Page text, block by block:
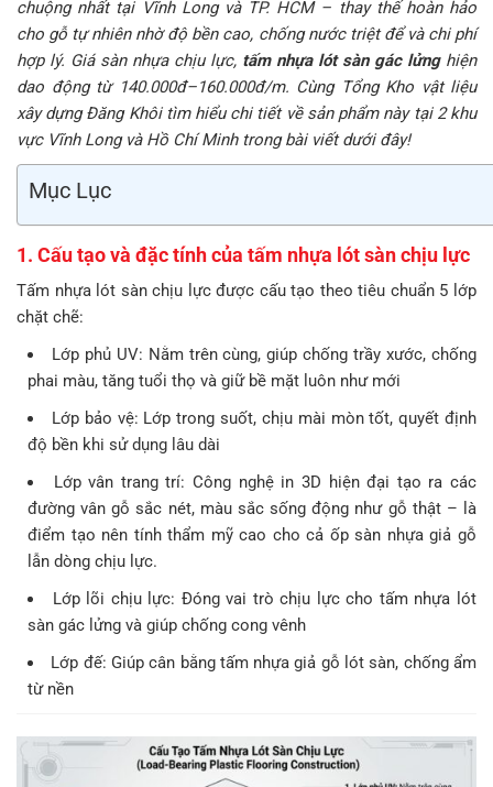
chuộng nhất tại Vĩnh Long và TP. HCM – thay thế hoàn hảo
cho gỗ tự nhiên nhờ độ bền cao, chống nước triệt để và chi phí
hợp lý. Giá sàn nhựa chịu lực, tấm nhựa lót sàn gác lửnghiện
dao động từ 140.000đ–160.000đ/m. Cùng Tổng Kho vật liệu
xây dựng Đăng Khôi tìm hiểu chi tiết về sản phẩm này tại 2 khu
vực Vĩnh Long và Hồ Chí Minh trong bài viết dưới đây!
Mục Lục
1. Cấu tạo và đặc tính của tấm nhựa lót sàn chịu lực
Tấm nhựa lót sàn chịu lực được cấu tạo theo tiêu chuẩn 5 lớp
chặt chẽ:
Lớp phủ UV: Nằm trên cùng, giúp chống trầy xước, chống
phai màu, tăng tuổi thọ và giữ bề mặt luôn như mới
Lớp bảo vệ: Lớp trong suốt, chịu mài mòn tốt, quyết định
độ bền khi sử dụng lâu dài
Lớp vân trang trí: Công nghệ in 3D hiện đại tạo ra các
đường vân gỗ sắc nét, màu sắc sống động như gỗ thật – là
điểm tạo nên tính thẩm mỹ cao cho cả ốp sàn nhựa giả gỗ
lẫn dòng chịu lực.
Lớp lõi chịu lực: Đóng vai trò chịu lực cho tấm nhựa lót
sàn gác lửng và giúp chống cong vênh
Lớp đế: Giúp cân bằng tấm nhựa giả gỗ lót sàn, chống ẩm
từ nền